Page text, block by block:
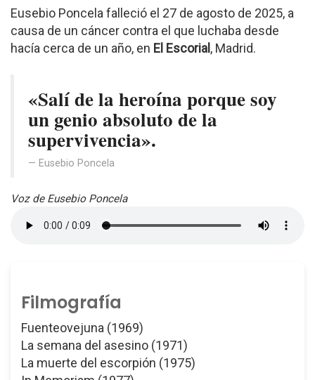
Eusebio Poncela falleció el 27 de agosto de 2025, a
causa de un cáncer contra el que luchaba desde
hacía cerca de un año, en El Escorial , Madrid.
«Salí de la heroína porque soy
un genio absoluto de la
supervivencia».
Eusebio Poncela
Voz de Eusebio Poncela
Filmografía
Fuenteovejuna (1969)
La semana del asesino (1971)
La muerte del escorpión (1975)